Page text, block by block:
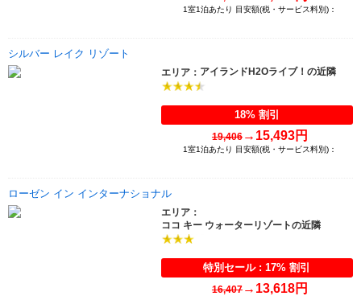
1室1泊あたり 目安額(税・サービス料別)：
シルバー レイク リゾート
エリア： アイランドH2Oライブ！の近隣
18% 割引
19,406→ 15,493円
1室1泊あたり 目安額(税・サービス料別)：
ローゼン イン インターナショナル
エリア：
ココ キー ウォーターリゾートの近隣
特別セール : 17% 割引
16,407→ 13,618円